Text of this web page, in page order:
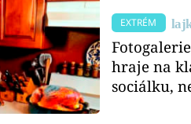
EXTRÉM
hraje na
sociálku,